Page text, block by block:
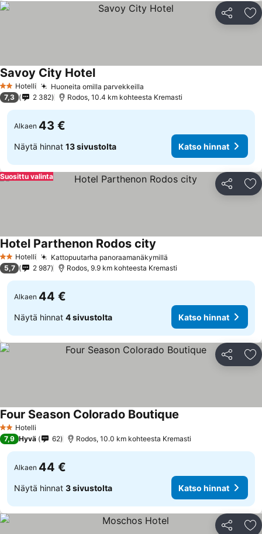
Jaa
2 Tähtiluokitus
Hotelli Huoneita omilla parvekkeilla
Savoy City HotelKatso hinnat
7,3 2 382 Rodos, 10.4 km kohteesta Kremasti
Alkaen 43 €
Näytä hinnat 13 sivustolta Katso hinnat
Jaa
Suosittu valinta
2 Tähtiluokitus
Hotelli Kattopuutarha panoraamanäkymillä
Hotel Parthenon Rodos city
5,7 2 987 Rodos, 9.9 km kohteesta Kremasti
Alkaen 44 €
Näytä hinnat 4 sivustolta Katso hinnat
Jaa
2 Tähtiluokitus
Hotelli
Four Season Colorado Boutique
7,9 Hyvä 62 Rodos, 10.0 km kohteesta Kremasti
Alkaen 44 €
Näytä hinnat 3 sivustolta Katso hinnat
Jaa